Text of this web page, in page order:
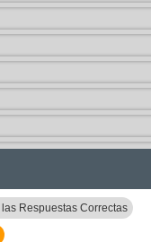
Respuestas Correctas